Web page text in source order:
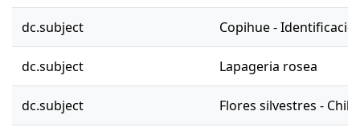
dc.subject Copihue -
dc.subject Lapageria rosea
dc.subject Flores silvestres - Chile